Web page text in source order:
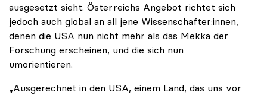
ausgesetzt sieht. Österreichs Angebot richtet sich
jedoch auch global an all jene Wissenschafter:innen,
denen die USA nun nicht mehr als das Mekka der
Forschung erscheinen, und die sich nun
umorientieren.
„Ausgerechnet in den USA, einem Land, das uns vor